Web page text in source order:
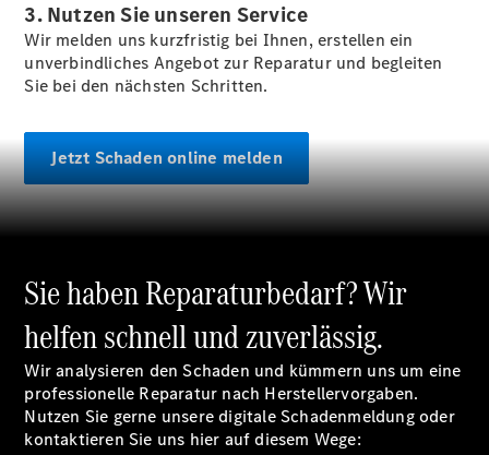
Finanzdienste
Reifen &
Kompletträder
Reifen- und
Komplettradschutz
EU-
Reifenlabel
3. Nutzen Sie unseren Service
Wir melden uns kurzfristig bei Ihnen, erstellen ein
unverbindliches Angebot zur Reparatur und begleiten
Sie bei den nächsten Schritten.
Jetzt Schaden online melden
Sie haben Reparaturbedarf? Wir
helfen schnell und zuverlässig.
Wir analysieren den Schaden und kümmern uns um eine
professionelle Reparatur nach Herstellervorgaben.
Nutzen Sie gerne unsere digitale Schadenmeldung oder
kontaktieren Sie uns hier auf diesem Wege: